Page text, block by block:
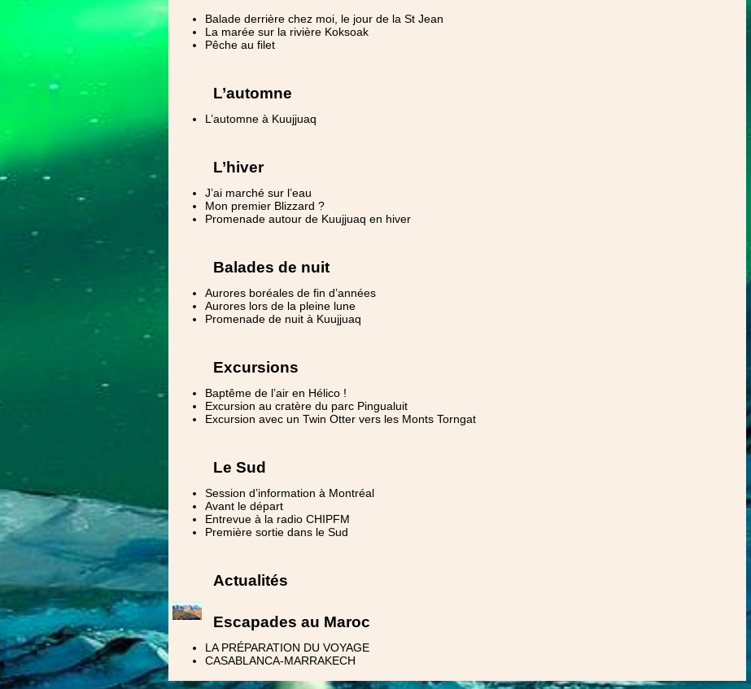
Balade derrière chez moi, le jour de la St Jean
La marée sur la rivière Koksoak
Pêche au filet
L’automne
L’automne à Kuujjuaq
L’hiver
J’ai marché sur l’eau
Mon premier Blizzard ?
Promenade autour de Kuujjuaq en hiver
Balades de nuit
Aurores boréales de fin d’années
Aurores lors de la pleine lune
Promenade de nuit à Kuujjuaq
Excursions
Baptême de l’air en Hélico !
Excursion au cratère du parc Pingualuit
Excursion avec un Twin Otter vers les Monts Torngat
Le Sud
Session d’information à Montréal
Avant le départ
Entrevue à la radio CHIPFM
Première sortie dans le Sud
Actualités
Escapades au Maroc
LA PRÉPARATION DU VOYAGE
CASABLANCA-MARRAKECH